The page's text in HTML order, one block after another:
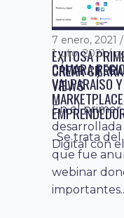
1 julio, 2021
CÁMARA
VALPARAÍSO
. Se trata
que fue
webinar
7 enero, 2021
EXITOSA
CREAR
VIEWS
En el primer
Digital con